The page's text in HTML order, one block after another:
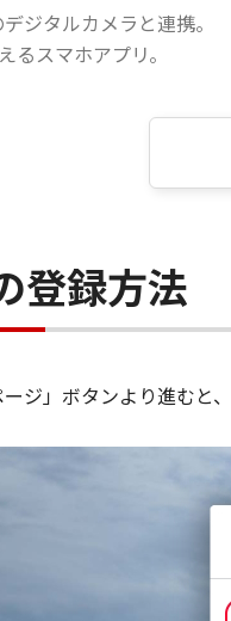
ジタルカメラと連携。
るスマホアプリ。
登録方法
ージ」ボタンより進むと